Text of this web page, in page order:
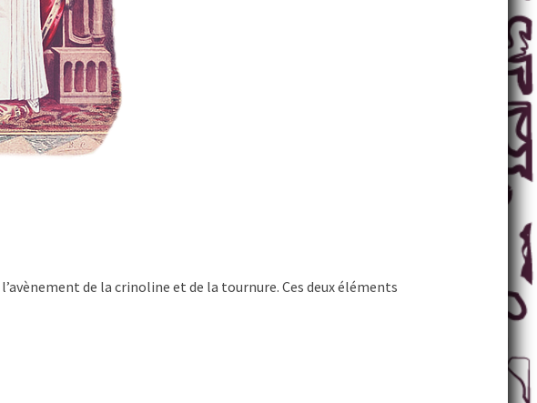
de la crinoline et de la tournure. Ces deux éléments